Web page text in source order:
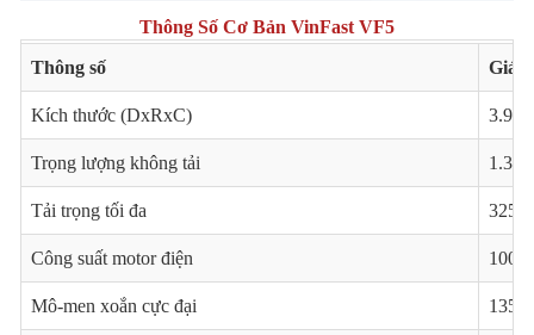
Thông Số Cơ Bản VinFast VF5
Thông số
Giá
Kích thước (DxRxC)
Trọng lượng không tải
Tải trọng tối đa 325
Công suất motor điện 100
Mô-men xoắn cực đại 135